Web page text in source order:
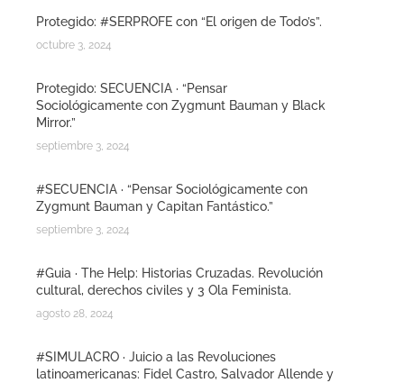
Protegido: #SERPROFE con “El origen de Todo’s”.
octubre 3, 2024
Protegido: SECUENCIA · “Pensar
Sociológicamente con Zygmunt Bauman y Black
Mirror.”
septiembre 3, 2024
#SECUENCIA · “Pensar Sociológicamente con
Zygmunt Bauman y Capitan Fantástico.”
septiembre 3, 2024
#Guia · The Help: Historias Cruzadas. Revolución
cultural, derechos civiles y 3 Ola Feminista.
agosto 28, 2024
#SIMULACRO · Juicio a las Revoluciones
latinoamericanas: Fidel Castro, Salvador Allende y